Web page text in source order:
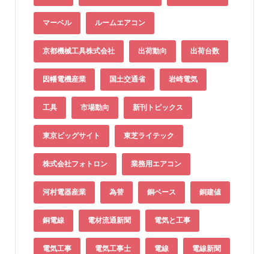
マーベル ルームエアコン
京都機械工具株式会社 出荷動向 出荷台数
因幡電機産業 国土交通省 岩崎電気
工具 市場動向 新刊トピックス
東京ビッグサイト 東芝ライテック
株式会社フォトロン 業務用エアコン
河村電器産業 為替 銅ベース 銅建値
銅電線 電材流通新聞 電気と工事
電気工事 電気工事士 電線 電線新聞